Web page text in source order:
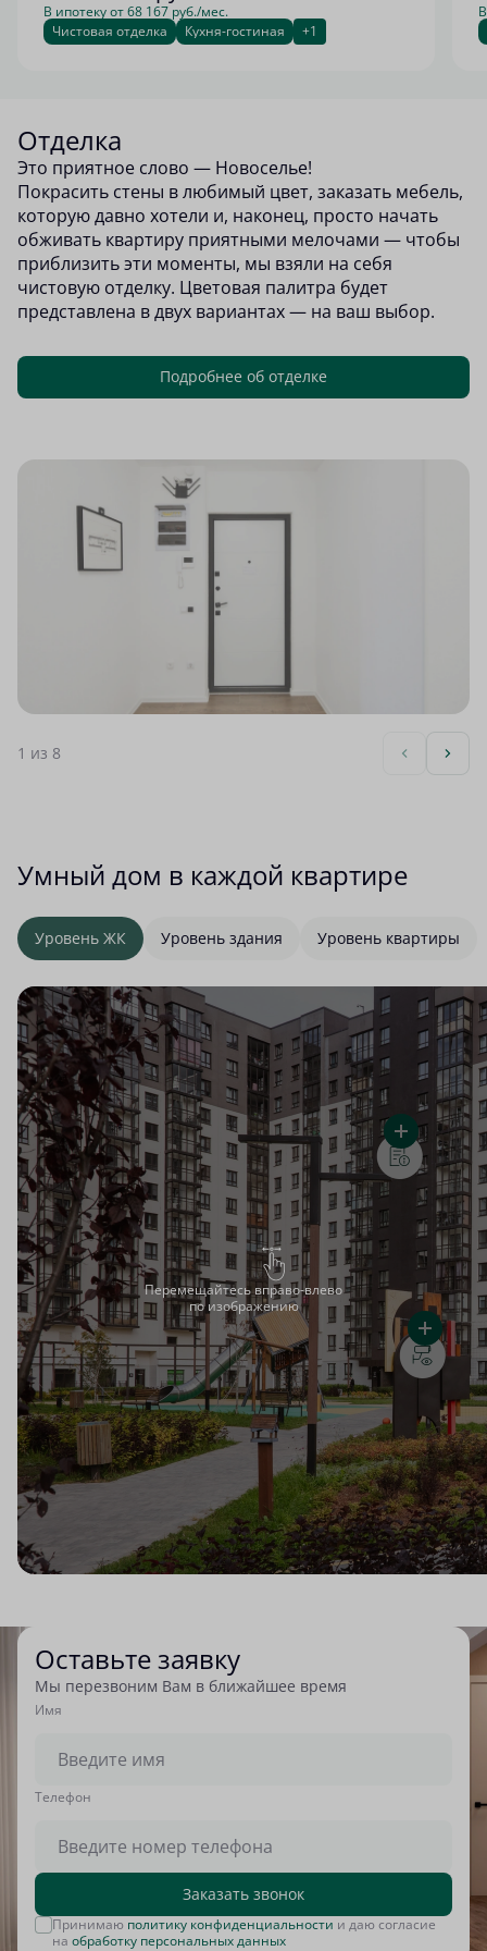
В ипотеку от 68 167 руб./мес.
Чистовая отделка
Кухня-гостиная +1
Отделка
Это приятное слово — Новоселье!
Покрасить стены в любимый цвет, заказать мебель,
которую давно хотели и, наконец, просто начать
обживать квартиру приятными мелочами — чтобы
приблизить эти моменты, мы взяли на себя
чистовую отделку. Цветовая палитра будет
представлена в двух вариантах — на ваш выбор.
Подробнее об отделке
1 из 8
Умный дом в каждой квартире
Уровень ЖК Уровень здания Уровень квартиры
Перемещайтесь вправо-влево
по изображению
Оставьте заявку
Мы перезвоним Вам в ближайшее время
Имя
Tелефон
Заказать звонок
Принимаю политику конфиденциальности и даю согласие
на обработку персональных данных